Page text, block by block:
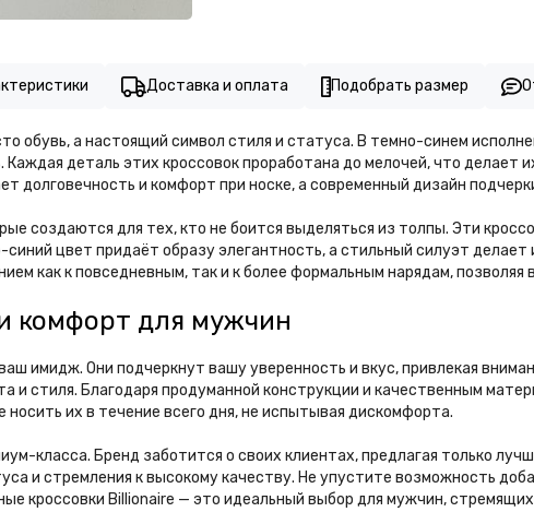
Доставка и оплата Подобрать размер
обувь, а настоящий символ стиля и статуса. В темно-синем
деталь этих кроссовок проработана до мелочей, что делает
долговечность и комфорт при носке, а современный дизайн
создаются для тех, кто не боится выделяться из толпы. Эти
цвет придаёт образу элегантность, а стильный силуэт
как к повседневным, так и к более формальным нарядам,
комфорт для мужчин
имидж. Они подчеркнут вашу уверенность и вкус, привлекая
стиля. Благодаря продуманной конструкции и качественным
их в течение всего дня, не испытывая дискомфорта.
класса. Бренд заботится о своих клиентах, предлагая только
и стремления к высокому качеству. Не упустите возможность
кроссовки Billionaire — это идеальный выбор для мужчин,